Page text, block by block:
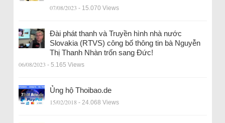
07/08/2023 - 15.070 Views
Đài phát thanh và Truyền hình nhà nước
Slovakia (RTVS) công bố thông tin bà Nguyễn
Thị Thanh Nhàn trốn sang Đức!
06/08/2023 - 5.165 Views
Ủng hộ Thoibao.de
15/02/2018 - 24.068 Views